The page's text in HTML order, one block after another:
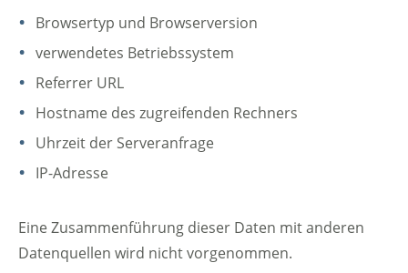
Browsertyp und Browserversion
verwendetes Betriebssystem
Referrer URL
Hostname des zugreifenden Rechners
Uhrzeit der Serveranfrage
IP-Adresse
Eine Zusammenführung dieser Daten mit anderen
Datenquellen wird nicht vorgenommen.